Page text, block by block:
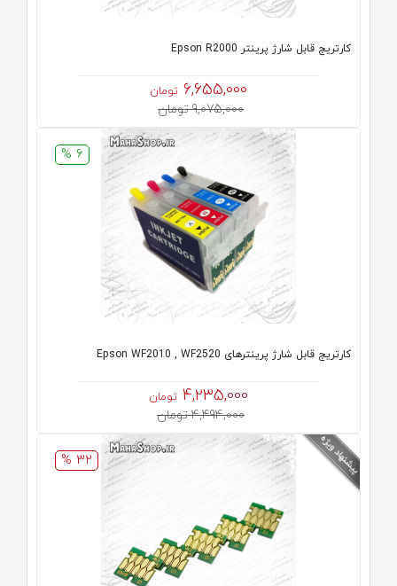
کارتریج قابل شارژ پرینتر Epson R2000
6,655,000 تومان
9,075,000 تومان
6 %
کارتریج قابل شارژ پرینترهای Epson WF2010 , WF2520
4,235,000 تومان
4,494,000 تومان
32 %